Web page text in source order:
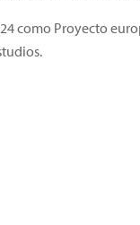
como Proyecto